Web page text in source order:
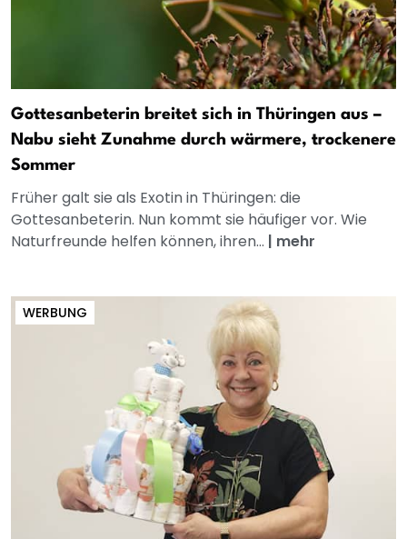
Gottesanbeterin breitet sich in Thüringen aus –
Nabu sieht Zunahme durch wärmere, trockenere
Sommer
Früher galt sie als Exotin in Thüringen: die
Gottesanbeterin. Nun kommt sie häufiger vor. Wie
Naturfreunde helfen können, ihren... | mehr
WERBUNG